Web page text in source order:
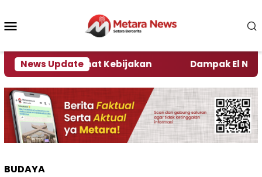
konten
News Update
Kata Pengamat Kebijakan Dampak El Nino,
BUDAYA